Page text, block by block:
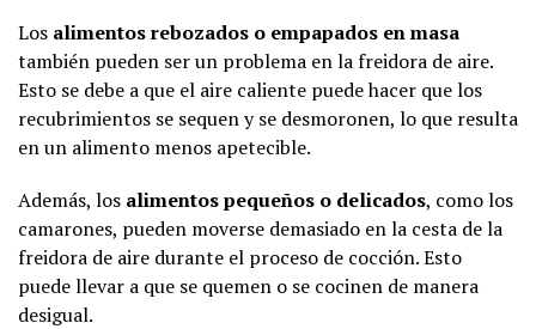
Los alimentos rebozados o empapados en masa
también pueden ser un problema en la freidora de aire.
Esto se debe a que el aire caliente puede hacer que los
recubrimientos se sequen y se desmoronen, lo que resulta
en un alimento menos apetecible.
Además, los alimentos pequeños o delicados, como los
camarones, pueden moverse demasiado en la cesta de la
freidora de aire durante el proceso de cocción. Esto
puede llevar a que se quemen o se cocinen de manera
desigual.